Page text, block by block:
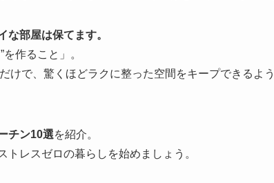
な部屋は保てます。
作ること」。
けで、驚くほどラクに整った空間をキープできるよ
チン10選を紹介。
トレスゼロの暮らしを始めましょう。